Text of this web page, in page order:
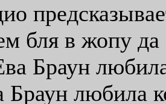
бля в жопу да
Браун
Браун любила